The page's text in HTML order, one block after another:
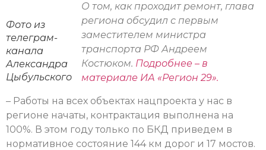
Фото из
телеграм-
канала
Александра
Цыбульского
О том, как проходит ремонт, глава
региона обсудил с первым
заместителем министра
транспорта РФ Андреем
Костюком. Подробнее – в
материале ИА «Регион 29».
– Работы на всех объектах нацпроекта у нас в
регионе начаты, контрактация выполнена на
100%. В этом году только по БКД приведем в
нормативное состояние 144 км дорог и 17 мостов.